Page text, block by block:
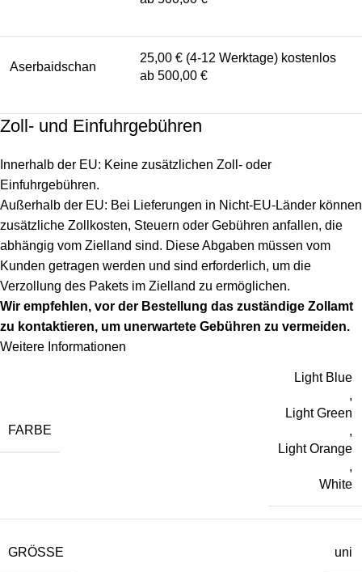
Aserbaidschan
25,00 € (4-12 Werktage) kostenlos
ab 500,00 €
Zoll- und Einfuhrgebühren
Innerhalb der EU: Keine zusätzlichen Zoll- oder
Einfuhrgebühren.
Außerhalb der EU: Bei Lieferungen in Nicht-EU-Länder können
zusätzliche Zollkosten, Steuern oder Gebühren anfallen, die
abhängig vom Zielland sind. Diese Abgaben müssen vom
Kunden getragen werden und sind erforderlich, um die
Verzollung des Pakets im Zielland zu ermöglichen.
Wir empfehlen, vor der Bestellung das zuständige Zollamt
zu kontaktieren, um unerwartete Gebühren zu vermeiden.
Weitere Informationen
FARBE
Light Blue
,
Light Green
,
Light Orange
,
White
GRÖSSE uni